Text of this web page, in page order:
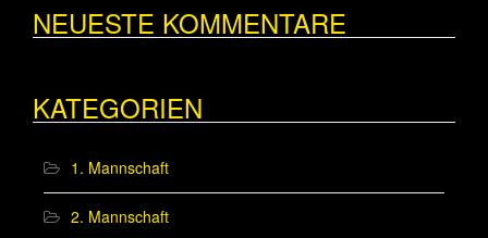
NEUESTE KOMMENTARE
KATEGORIEN
1. Mannschaft
2. Mannschaft